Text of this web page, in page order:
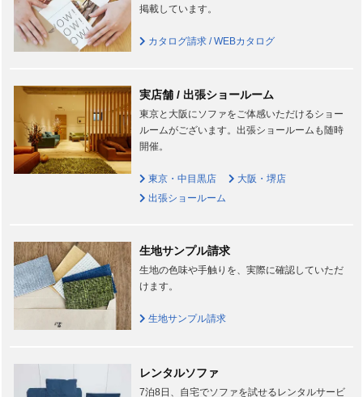
掲載しています。
カタログ請求 / WEBカタログ
実店舗 / 出張ショールーム
東京と大阪にソファをご体感いただけるショー
ルームがございます。出張ショールームも随時
開催。
東京・中目黒店
大阪・堺店
出張ショールーム
生地サンプル請求
生地の色味や手触りを、実際に確認していただ
けます。
生地サンプル請求
レンタルソファ
7泊8日、自宅でソファを試せるレンタルサービ